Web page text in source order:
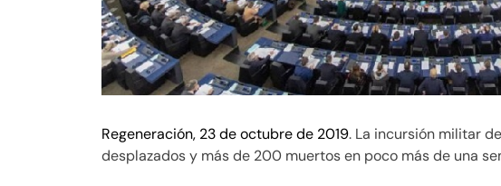
Regeneración, 23 de octubre de 2019. La incursión militar
desplazados y más de 200 muertos en poco más de una